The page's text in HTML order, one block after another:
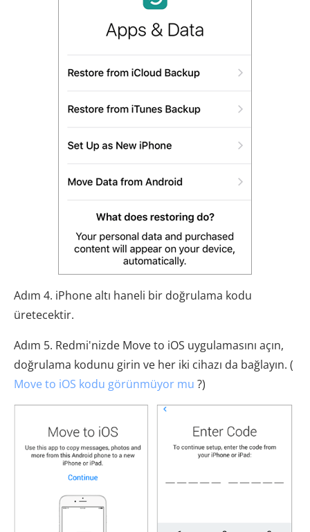
Adım 4. iPhone altı haneli bir doğrulama kodu
üretecektir.
Adım 5. Redmi'nizde Move to iOS uygulamasını açın,
doğrulama kodunu girin ve her iki cihazı da bağlayın. (
Move to iOS kodu görünmüyor mu ?)